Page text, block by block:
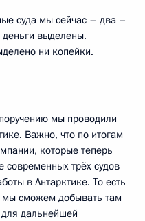
суда мы сейчас – два –
деньги выделены.
ни копейки.
мы проводили
Важно, что по итогам
которые теперь
современных трёх судов
в Антарктике. То есть
мы сможем добывать там
дальнейшей